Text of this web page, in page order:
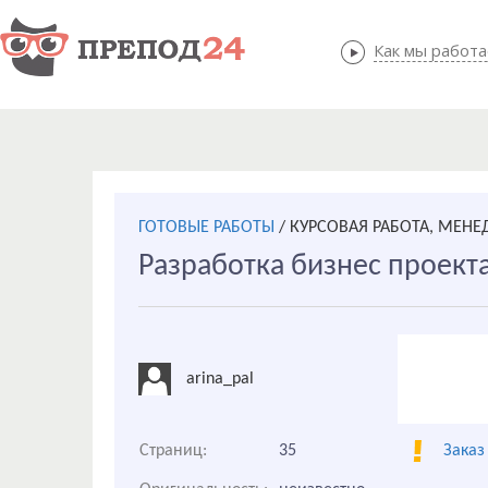
Как мы
Как мы
ГОТОВЫЕ РАБОТЫ / КУРСОВАЯ РАБОТА,
Разработка бизнес
arina_pal
Страниц: 35